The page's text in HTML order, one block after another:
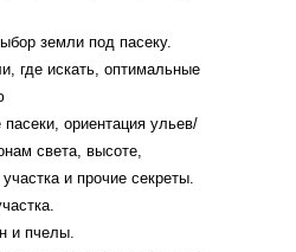
земли под пасеку.
где искать, оптимальные
ориентация ульев/
света, высоте,
и прочие секреты.
и пчелы.